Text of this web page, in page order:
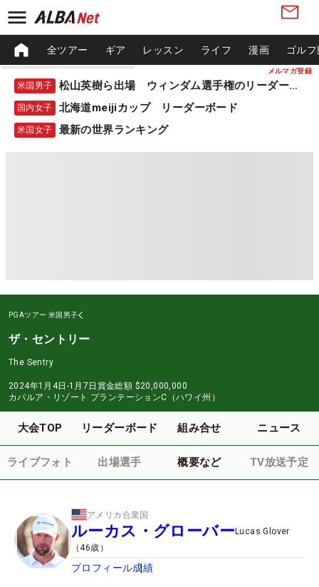
メルマガ登録
全ツアー ギア レッスン ライフ 漫画 ゴル
米国男子 松山英樹ら出場 ウィンダム選手権のリーダーボード
国内女子 北海道meijiカップ リーダーボード
米国女子 最新の世界ランキング
PGAツアー 米国男子
ザ・セントリー
The Sentry
2024年1月4日-1月7日 賞金総額 $20,000,000
カパルア・リゾート プランテーションC（ハワイ州）
大会TOP リーダーボード 組み合せ ニュース
ライブフォト 出場選手 概要など TV放送予定
アメリカ合衆国
ルーカス・グローバー Lucas Glover
（ 46歳）
プロフィール成績